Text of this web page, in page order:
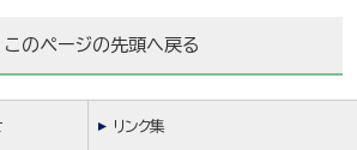
このページの先頭へ戻る
リンク集